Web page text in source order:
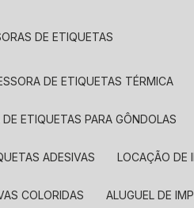
DE ETIQUETAS
DE ETIQUETAS TÉRMICA
DE ETIQUETAS PARA GÔNDOLAS
ADESIVAS LOCAÇÃO
COLORIDAS ALUGUEL DE